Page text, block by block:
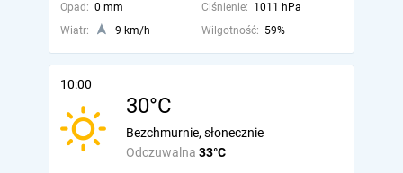
Opad: 0 mm Ciśnienie: 1011 hPa
Wiatr:
9 km/h Wilgotność: 59%
10:00
30°C
Odczuwalna 33°C
Bezchmurnie, słonecznie